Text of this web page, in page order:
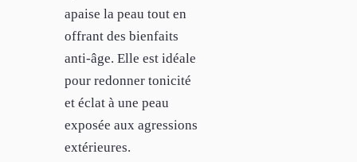
apaise la peau tout en
offrant des bienfaits
anti-âge. Elle est idéale
pour redonner tonicité
et éclat à une peau
exposée aux agressions
extérieures.